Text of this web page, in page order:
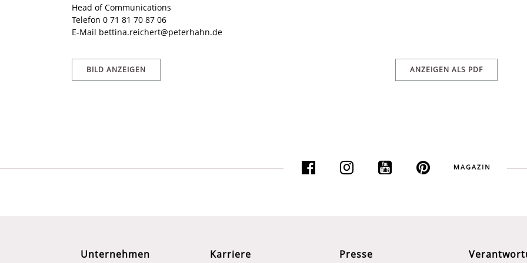
Head of Communications
Telefon 0 71 81 70 87 06
E-Mail bettina.reichert@peterhahn.de
BILD ANZEIGEN ANZEIGEN ALS PDF
Unternehmen Karriere Presse